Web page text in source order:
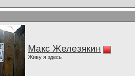
Макс Железякин
Живу я здесь